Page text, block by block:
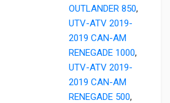
OUTLANDER 850,
UTV-ATV 2019-
2019 CAN-AM
RENEGADE 1000,
UTV-ATV 2019-
2019 CAN-AM
RENEGADE 500,